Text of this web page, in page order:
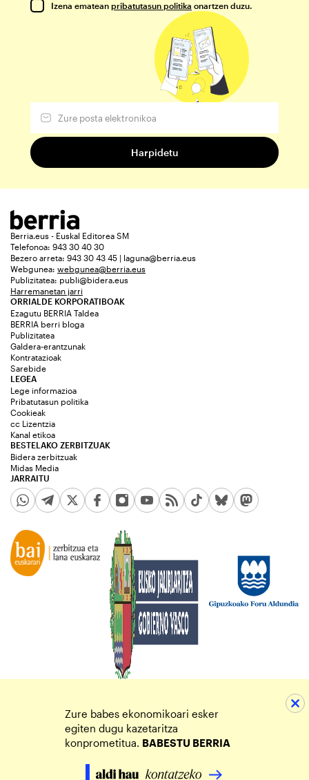
Izena ematean pribatutasun politika onartzen duzu.
Berria.eus - Euskal Editorea SM
Telefonoa: 943 30 40 30
Bezero arreta: 943 30 43 45 | laguna@berria.eus
Webgunea: webgunea@berria.eus
Publizitatea: publi@bidera.eus
Harremanetan jarri
ORRIALDE KORPORATIBOAK
Ezagutu BERRIA Taldea
BERRIA berri bloga
Publizitatea
Galdera-erantzunak
Kontratazioak
Sarebide
JARRAITU
LEGEA
Lege informazioa
Pribatutasun politika
Cookieak
cc Lizentzia
Kanal etikoa
BESTELAKO ZERBITZUAK
Bidera zerbitzuak
Midas Media
Zure babes ekonomikoari esker
egiten dugu kazetaritza
konprometitua. BABESTU BERRIA